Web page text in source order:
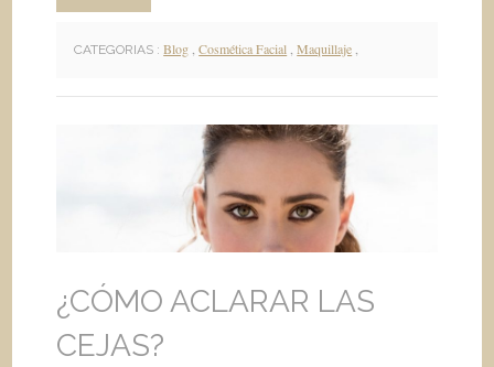
CATEGORIAS : Blog ,Cosmética Facial ,Maquillaje ,
¿CÓMO ACLARAR LAS
CEJAS?